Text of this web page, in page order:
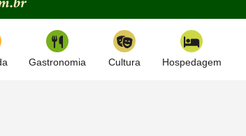
Gastronomia Cultura Hospedagem